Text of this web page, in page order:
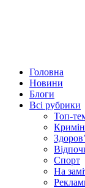
Головна
Новини
Блоги
Всі рубрики
Топ-
Спорт
На